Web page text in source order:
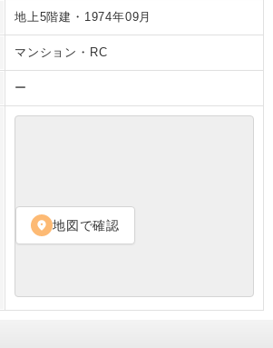
地上5階建 ・ 1974年09月
マンション ・ RC
ー
location_on 地図で確認